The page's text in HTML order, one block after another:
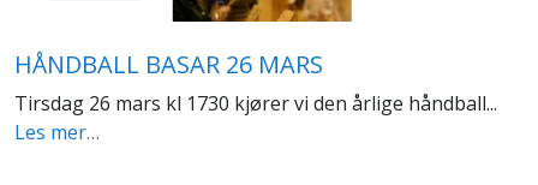
HÅNDBALL BASAR 26 MARS
Tirsdag 26 mars kl 1730 kjører vi den årlige håndball...
Les mer…